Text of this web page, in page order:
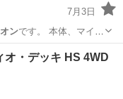
7月3日
ンです。 本体、マイ
クラリオン
オ・デッキ HS 4WD